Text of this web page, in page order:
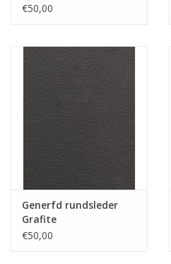
€50,00
Generfd rundsleder
Grafite
€50,00